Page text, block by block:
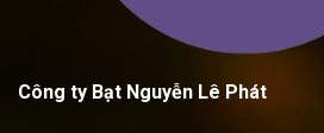
Công ty Bạt Nguyễn Lê Phát